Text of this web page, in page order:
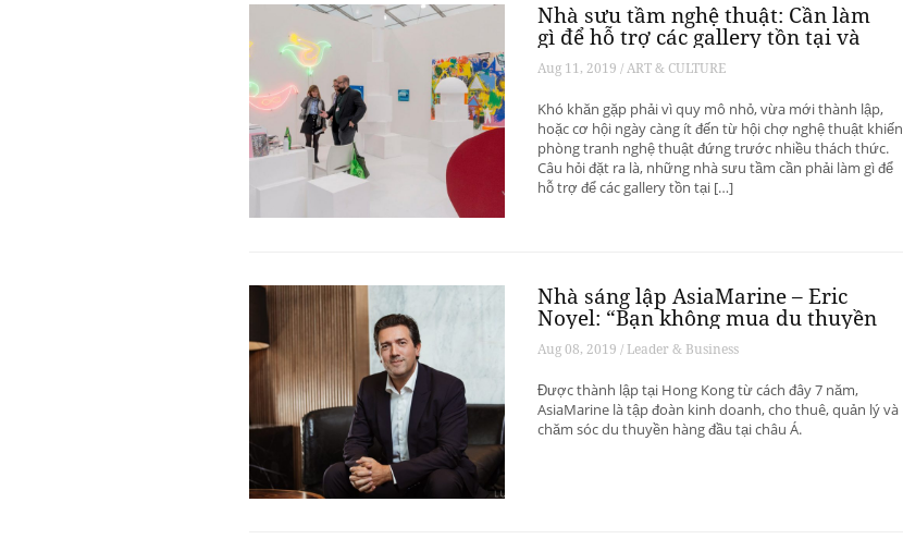
Nhà sưu tầm nghệ thuật: Cần làm
gì để hỗ trợ các gallery tồn tại và
phát triển? – Phần 1
Aug 11, 2019 / ART & CULTURE
Khó khăn gặp phải vì quy mô nhỏ, vừa mới thành lập,
hoặc cơ hội ngày càng ít đến từ hội chợ nghệ thuật khiến
phòng tranh nghệ thuật đứng trước nhiều thách thức.
Câu hỏi đặt ra là, những nhà sưu tầm cần phải làm gì để
hỗ trợ để các gallery tồn tại […]
Nhà sáng lập AsiaMarine – Eric
Noyel: “Bạn không mua du thuyền
để đầu tư sinh lời”
Aug 08, 2019 / Leader & Business
Được thành lập tại Hong Kong từ cách đây 7 năm,
AsiaMarine là tập đoàn kinh doanh, cho thuê, quản lý và
chăm sóc du thuyền hàng đầu tại châu Á.